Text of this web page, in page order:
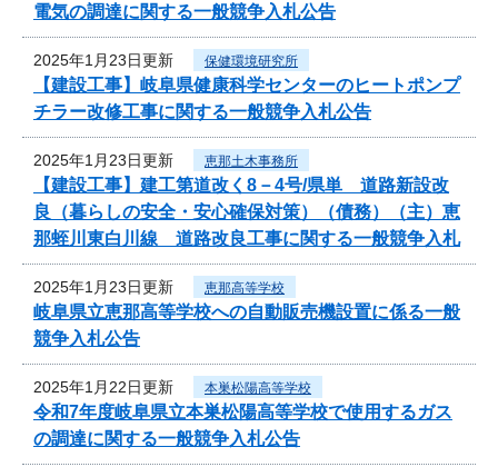
電気の調達に関する一般競争入札公告
2025年1月23日更新 保健環境研究所
【建設工事】岐阜県健康科学センターのヒートポンプ
チラー改修工事に関する一般競争入札公告
2025年1月23日更新 恵那土木事務所
【建設工事】建工第道改く8－4号/県単 道路新設改
良（暮らしの安全・安心確保対策）（債務）（主）恵
那蛭川東白川線 道路改良工事に関する一般競争入札
2025年1月23日更新 恵那高等学校
岐阜県立恵那高等学校への自動販売機設置に係る一般
競争入札公告
2025年1月22日更新 本巣松陽高等学校
令和7年度岐阜県立本巣松陽高等学校で使用するガス
の調達に関する一般競争入札公告